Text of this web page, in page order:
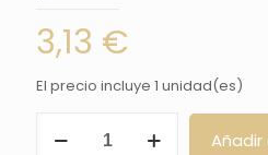
3,13 €
El precio incluye 1 unidad(es)
personalizado